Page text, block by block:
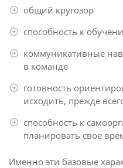
общий кругозор
способность к
коммуникативные
в команде
готовность
исходить, прежде
способность к
планировать свое
Именно эти базовые